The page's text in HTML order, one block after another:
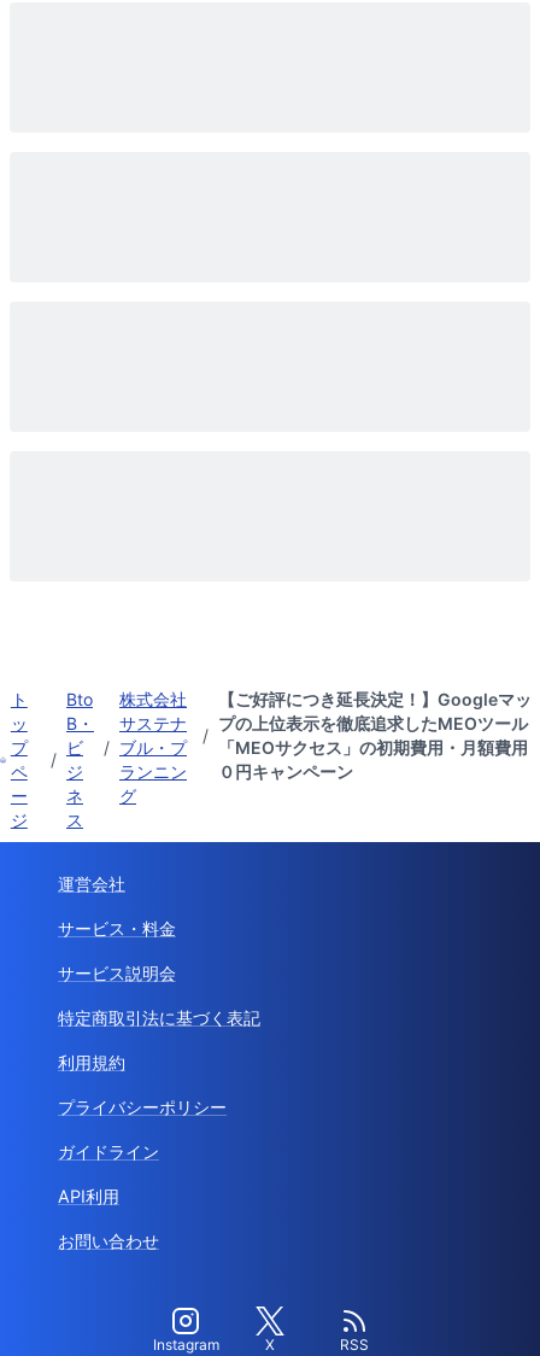
ト
ッ
プ
ペ
ー
ジ
/
Bto
B・
ビ
ジ
ネ
ス
/
株式会社
サステナ
ブル・プ
ランニン
グ
/
【ご好評につき延長決定！】Googleマッ
プの上位表示を徹底追求したMEOツール
「MEOサクセス」の初期費用・月額費用
０円キャンペーン
運営会社
サービス・料金
サービス説明会
特定商取引法に基づく表記
利用規約
プライバシーポリシー
ガイドライン
API利用
お問い合わせ
Instagram X RSS